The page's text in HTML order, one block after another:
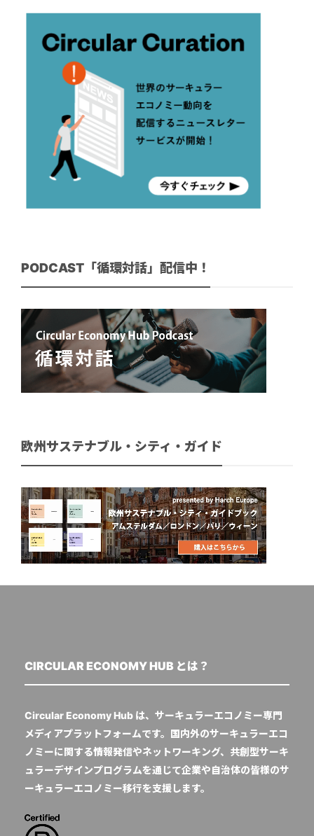
PODCAST「循環対話」配信中！
欧州サステナブル・シティ・ガイド
CIRCULAR ECONOMY HUB とは？
Circular Economy Hub は、サーキュラーエコノミー専門
メディアプラットフォームです。国内外のサーキュラーエコ
ノミーに関する情報発信やネットワーキング、共創型サーキ
ュラーデザインプログラムを通じて企業や自治体の皆様のサ
ーキュラーエコノミー移行を支援します。